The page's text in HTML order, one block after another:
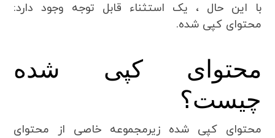
با این حال ، یک استثناء قابل توجه وجود دارد:
محتوای کپی شده.
محتوای کپی شده
چیست؟
محتوای کپی شده زیرمجموعه خاصی از محتوای